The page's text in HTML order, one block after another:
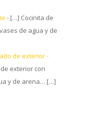
- […] Cocinita de
de agua y de
de exterior -
exterior con
y de arena… […]